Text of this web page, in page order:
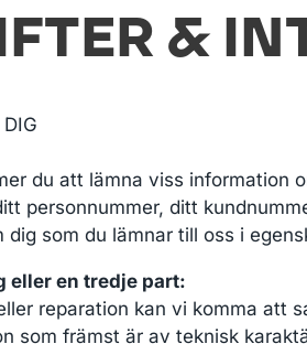
&
du att lämna viss information
personnummer, ditt
som du lämnar till oss i
eller en tredje part:
reparation kan vi komma att
som främst är av teknisk